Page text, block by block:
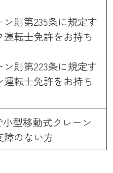
ン則第235条に規定す
運転士免許をお持ち
ン則第223条に規定す
運転士免許をお持ち
小型移動式クレーン
障のない方